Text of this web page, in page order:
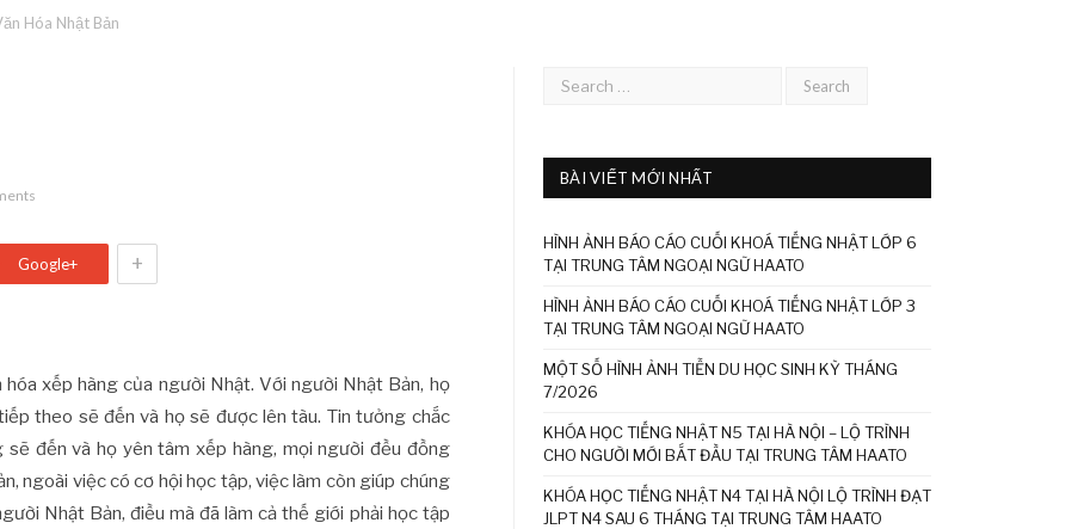
Hóa Nhật Bản
Google+ +
xếp hàng của người Nhật. Với người Nhật Bản, họ
theo sẽ đến và họ sẽ được lên tàu. Tin tưởng chắc
đến và họ yên tâm xếp hàng, mọi người đều đồng
ngoài việc có cơ hội học tập, việc làm còn giúp chúng
Nhật Bản, điều mà đã làm cả thế giới phải học tập
BÀI VIẾT MỚI NHẤT
HÌNH ẢNH BÁO CÁO CUỐI KHOÁ TIẾNG NHẬT LỚP 6
TẠI TRUNG TÂM NGOẠI NGỮ HAATO
HÌNH ẢNH BÁO CÁO CUỐI KHOÁ TIẾNG NHẬT LỚP 3
TẠI TRUNG TÂM NGOẠI NGỮ HAATO
MỘT SỐ HÌNH ẢNH TIỄN DU HỌC SINH KỲ THÁNG
7/2026
KHÓA HỌC TIẾNG NHẬT N5 TẠI HÀ NỘI – LỘ TRÌNH
CHO NGƯỜI MỚI BẮT ĐẦU TẠI TRUNG TÂM HAATO
KHÓA HỌC TIẾNG NHẬT N4 TẠI HÀ NỘI LỘ TRÌNH ĐẠT
JLPT N4 SAU 6 THÁNG TẠI TRUNG TÂM HAATO